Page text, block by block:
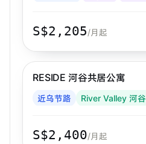
S$2,205/月起
Far East Hospitality
RESIDE 河谷共居公寓
近乌节路 River Valley 河谷
S$2,400/月起